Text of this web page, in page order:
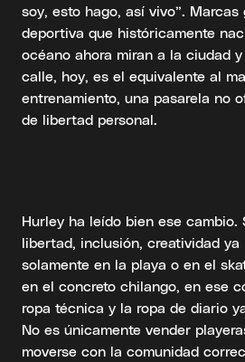
soy, esto hago, así vivo”.
deportiva que históricamente
océano ahora miran a la ciudad
calle, hoy, es el equivalente al
entrenamiento, una pasarela no
de libertad personal.
Hurley ha leído bien ese cambio.
libertad, inclusión, creatividad ya
solamente en la playa o en el
en el concreto chilango, en ese
ropa técnica y la ropa de diario
No es únicamente vender
moverse con la comunidad